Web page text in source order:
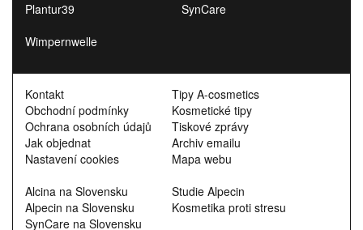
Plantur39
SynCare
Wimpernwelle
Kontakt
Obchodní podmínky
Ochrana osobních údajů
Jak objednat
Nastavení cookies
Alcina na Slovensku
Alpecin na Slovensku
SynCare na Slovensku
Tipy A-cosmetics
Kosmetické tipy
Tiskové zprávy
Archiv emailu
Mapa webu
Studie Alpecin
Kosmetika proti stresu